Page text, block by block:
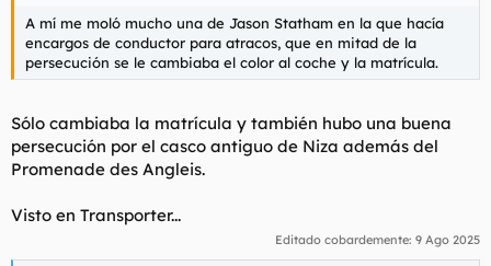
A mí me moló mucho una de Jason Statham en la que hacía
encargos de conductor para atracos, que en mitad de la
persecución se le cambiaba el color al coche y la matrícula.
Sólo cambiaba la matrícula y también hubo una buena
persecución por el casco antiguo de Niza además del
Promenade des Angleis.
Visto en Transporter...
Editado cobardemente: 9 Ago 2025